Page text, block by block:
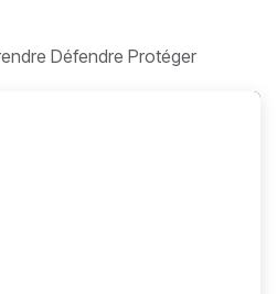
Défendre Protéger